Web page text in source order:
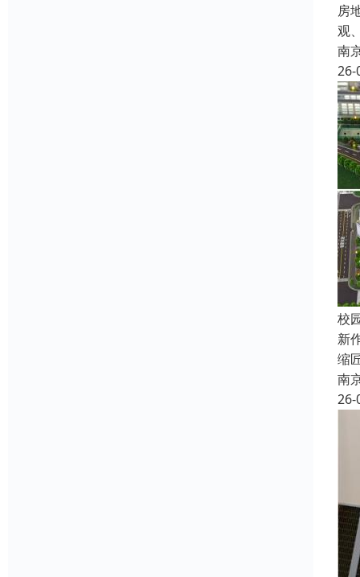
房
观
南
26-
校
新
缩
南
26-